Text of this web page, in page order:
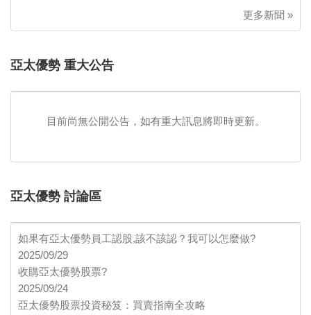
更多新聞 »
亞太優勢 重大公告
目前尚無公開公告，如有重大訊息將即時更新。
亞太優勢 討論區
如果有亞太優勢員工認股,該不該認？我可以怎麼做?
2025/09/29
收購亞太優勢股票?
2025/09/24
亞太優勢股票投資秘笈：買賣指南全攻略